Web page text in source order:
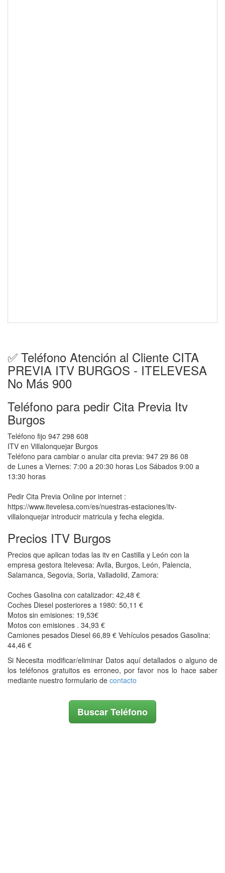
✅ Teléfono Atención al Cliente CITA
PREVIA ITV BURGOS - ITELEVESA
No Más 900
Teléfono para pedir Cita Previa Itv
Burgos
Teléfono fijo 947 298 608
ITV en Villalonquejar Burgos
Teléfono para cambiar o anular cita previa: 947 29 86 08
de Lunes a Viernes: 7:00 a 20:30 horas Los Sábados 9:00 a
13:30 horas
Pedir Cita Previa Online por internet :
https://www.itevelesa.com/es/nuestras-estaciones/itv-
villalonquejar introducir matricula y fecha elegida.
Precios ITV Burgos
Precios que aplican todas las itv en Castilla y León con la
empresa gestora Itelevesa: Avila, Burgos, León, Palencia,
Salamanca, Segovia, Soria, Valladolid, Zamora:
Coches Gasolina con catalizador: 42,48 €
Coches Diesel posteriores a 1980: 50,11 €
Motos sin emisiones: 19,53€
Motos con emisiones . 34,93 €
Camiones pesados Diesel 66,89 € Vehículos pesados Gasolina:
44,46 €
Si Necesita modificar/eliminar Datos aquí detallados o alguno de
los teléfonos gratuitos es erroneo, por favor nos lo hace saber
mediante nuestro formulario de contacto
Buscar Teléfono